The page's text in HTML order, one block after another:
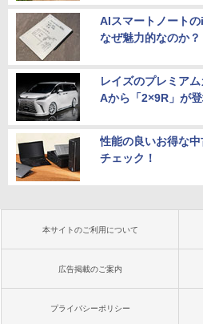
AIスマートノート
なぜ魅力的なのか？
レイズのプレミア
Aから「2×9R」が登
性能の良いお得な
チェック！
本サイトのご利用について
広告掲載のご案内
プライバシーポリシー